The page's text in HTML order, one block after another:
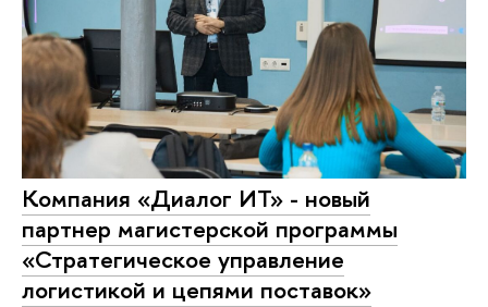
Компания «Диалог ИТ» - новый
партнер магистерской программы
«Стратегическое управление
логистикой и цепями поставок»